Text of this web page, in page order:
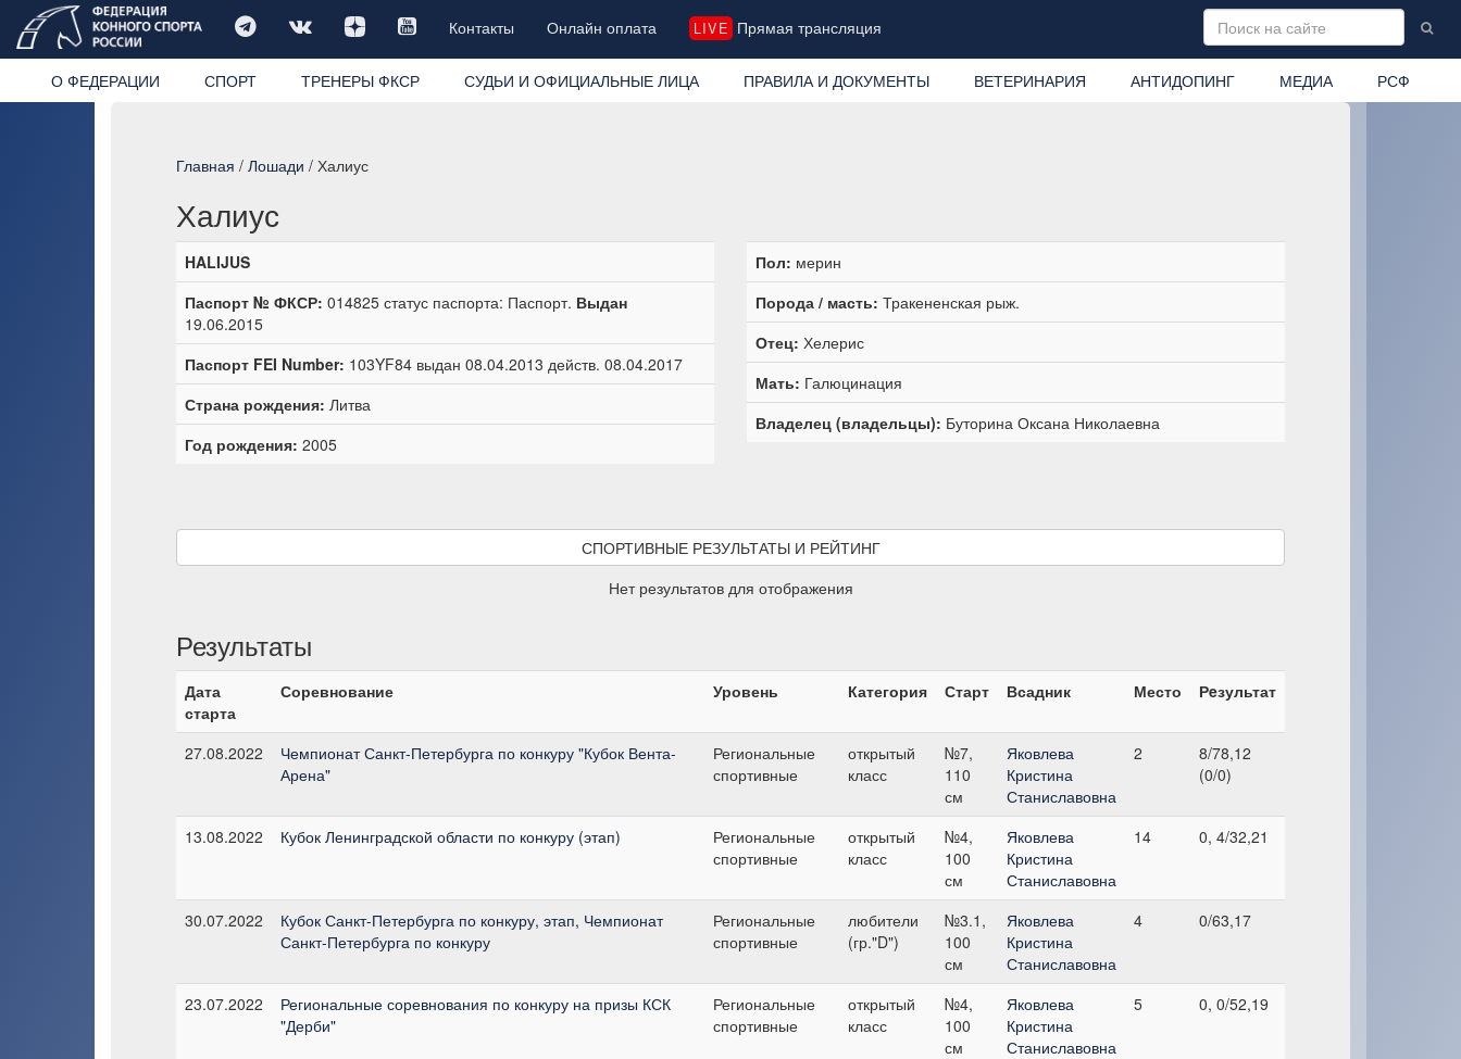
Контакты Онлайн оплата LIVE Прямая трансляция
О ФЕДЕРАЦИИ СПОРТ ТРЕНЕРЫ ФКСР СУДЬИ И ОФИЦИАЛЬНЫЕ ЛИЦА ПРАВИЛА И ДОКУМЕНТЫ ВЕТЕРИНАРИЯ АНТИДОПИНГ МЕДИА РСФ
Главная / Лошади / Халиус
Халиус
HALIJUS
Паспорт № ФКСР: 014825 статус паспорта: Паспорт. Выдан
19.06.2015
Паспорт FEI Number: 103YF84 выдан 08.04.2013 действ. 08.04.2017
Страна рождения: Литва
Год рождения: 2005
Пол: мерин
Порода / масть: Тракененская рыж.
Отец: Хелерис
Мать: Галюцинация
Владелец (владельцы): Буторина Оксана Николаевна
СПОРТИВНЫЕ РЕЗУЛЬТАТЫ И РЕЙТИНГ
Нет результатов для отображения
Результаты
Дата
старта
Соревнование Уровень Категория Старт Всадник Место Рeзультат
27.08.2022
Чемпионат Санкт-Петербурга по конкуру "Кубок Вента-
Арена"
Региональные
спортивные
открытый
класс
№7,
110
см
Яковлева
Кристина
Станиславовна
2
8/78,12
(0/0)
13.08.2022 Кубок Ленинградской области по конкуру (этап)
Региональные
спортивные
открытый
класс
№4,
100
см
Яковлева
Кристина
Станиславовна
14 0, 4/32,21
30.07.2022
Кубок Санкт-Петербурга по конкуру, этап, Чемпионат
Санкт-Петербурга по конкуру
Региональные
спортивные
любители
(гр."D")
№3.1,
100
см
Яковлева
Кристина
Станиславовна
4 0/63,17
23.07.2022
Региональные соревнования по конкуру на призы КСК
"Дерби"
Региональные
спортивные
открытый
класс
№4,
100
см
Яковлева
Кристина
Станиславовна
5 0, 0/52,19